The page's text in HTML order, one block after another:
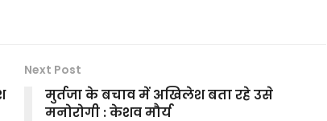
Next Post
मुर्तजा के बचाव में अखिलेश बता रहे उसे
मनोरोगी : केशव मौर्य